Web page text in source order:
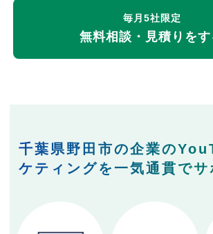
毎月5社限定
無料相談・見積りをす
千葉県野田市の企業の
ケティングを一気通貫でサ